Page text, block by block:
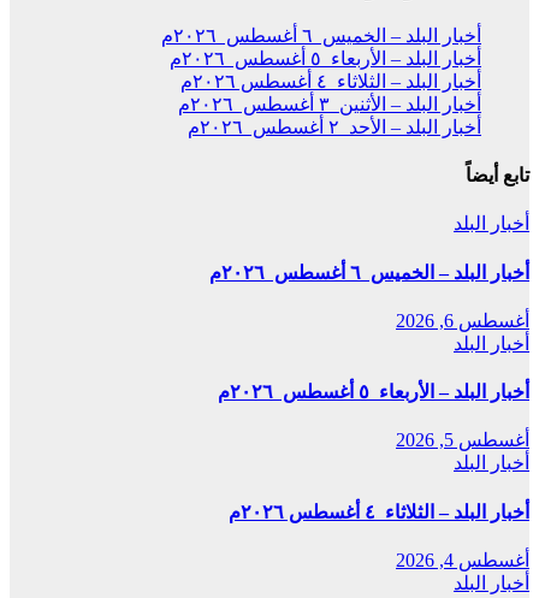
أخبار البلد – الخميس ٦ أغسطس ٢٠٢٦م
أخبار البلد – الأربعاء ٥ أغسطس ٢٠٢٦م
أخبار البلد – الثلاثاء ٤ أغسطس ٢٠٢٦م
أخبار البلد – الأثنين ٣ أغسطس ٢٠٢٦م
أخبار البلد – الأحد ٢ أغسطس ٢٠٢٦م
تابع أيضاً
أخبار البلد
أخبار البلد – الخميس ٦ أغسطس ٢٠٢٦م
أغسطس 6, 2026
أخبار البلد
أخبار البلد – الأربعاء ٥ أغسطس ٢٠٢٦م
أغسطس 5, 2026
أخبار البلد
أخبار البلد – الثلاثاء ٤ أغسطس ٢٠٢٦م
أغسطس 4, 2026
أخبار البلد